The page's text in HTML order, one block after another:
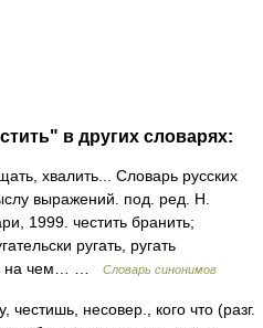
в других словарях:
хвалить... Словарь русских
выражений. под. ред. Н.
1999. честить бранить;
ругать, ругать
на чем… …
Словарь синонимов
несовер., кого что (разг.